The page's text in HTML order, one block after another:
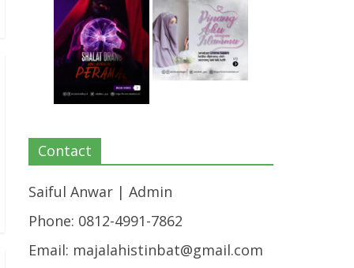
Contact
Saiful Anwar | Admin
Phone: 0812-4991-7862
Email: majalahistinbat@gmail.com